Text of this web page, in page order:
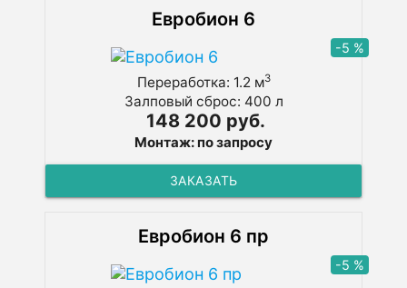
Евробион 6
-5 %
Переработка: 1.2 м3
Залповый сброс: 400 л
148 200 руб.
Монтаж: по запросу
ЗАКАЗАТЬ
Евробион 6 пр
-5 %